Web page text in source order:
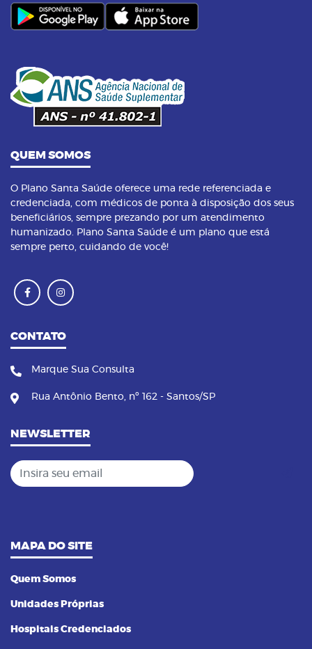
07 23/09/2023 as 14:00h
Yoga: conheça 6 benefícios dessa prática
08
Pilates na terceira idade: conheça os
benefícios dessa prática
QUEM SOMOS
O Plano Santa Saúde oferece uma rede referenciada e
credenciada, com médicos de ponta à disposição dos seus
beneficiários, sempre prezando por um atendimento
humanizado. Plano Santa Saúde é um plano que está
sempre perto, cuidando de você!
CONTATO
Marque Sua Consulta
Rua Antônio Bento, nº 162 - Santos/SP
NEWSLETTER
Insira seu email
MAPA DO SITE
Quem Somos
Unidades Próprias
Hospitais Credenciados